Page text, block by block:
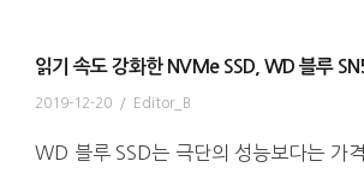
읽기 속도 강화한 NVMe SSD, WD 블루
2019-12-20 / Editor_B
WD 블루 SSD는 극단의 성능보다는 가